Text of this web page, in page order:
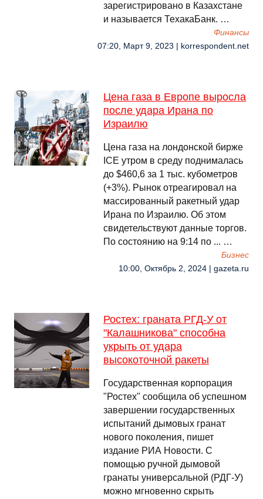
зарегистрировано в Казахстане
и называется ТехакаБанк. …
Финансы
07:20, Март 9, 2023 | korrespondent.net
Цена газа в Европе выросла
после удара Ирана по
Израилю
Цена газа на лондонской бирже
ICE утром в среду поднималась
до $460,6 за 1 тыс. кубометров
(+3%). Рынок отреагировал на
массированный ракетный удар
Ирана по Израилю. Об этом
свидетельствуют данные торгов.
По состоянию на 9:14 по ... …
Бизнес
10:00, Октябрь 2, 2024 | gazeta.ru
Ростех: граната РГД-У от
"Калашникова" способна
укрыть от удара
высокоточной ракеты
Государственная корпорация
"Ростех" сообщила об успешном
завершении государственных
испытаний дымовых гранат
нового поколения, пишет
издание РИА Новости. С
помощью ручной дымовой
гранаты универсальной (РДГ-У)
можно мгновенно скрыть